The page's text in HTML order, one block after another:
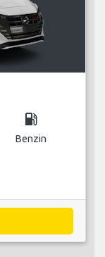
local_gas_station
Benzin